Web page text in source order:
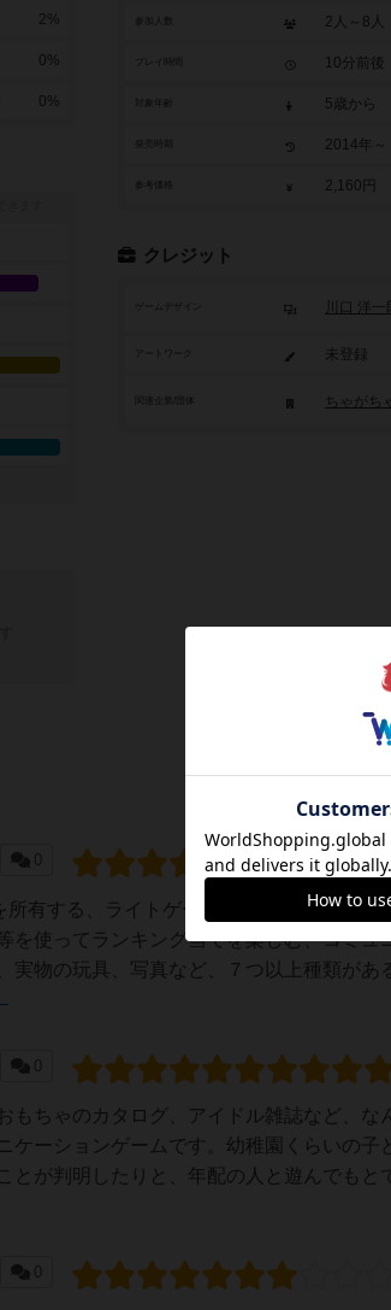
参加人数 2人～8人
10分前後
5歳から
2014年～
参考価格 2,160円
クレジット
ゲームデザイン 川口 洋
アートワーク 未登録
ちゃがち
2%
0%
0%
0
所有する、ライトゲーマーの感想です。小
を使ってランキング当てを楽しむ、コミ
実物の玩具、写真など、７つ以上種類があ
0
もちゃのカタログ、アイドル雑誌など、
ケーションゲームです。幼稚園くらいの
とが判明したりと、年配の人と遊んでもと
0